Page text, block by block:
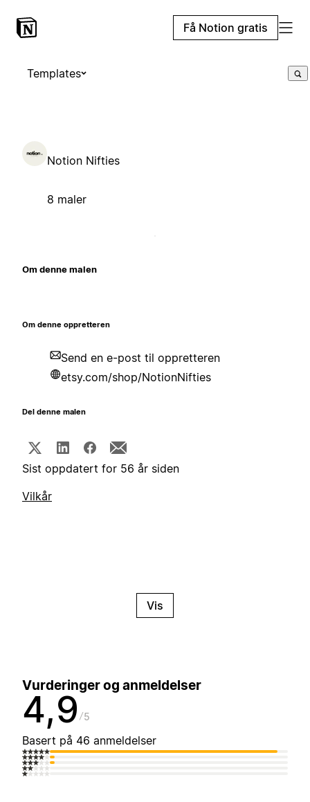
Få Notion gratis
Templates
Notion Nifties
8 maler
Om denne malen
Om denne oppretteren
Send en e-post til oppretteren
etsy.com/shop/NotionNifties
Del denne malen
Sist oppdatert for 56 år siden
Vilkår
Vis
Vurderinger og anmeldelser
4,9 5
Basert på 46 anmeldelser